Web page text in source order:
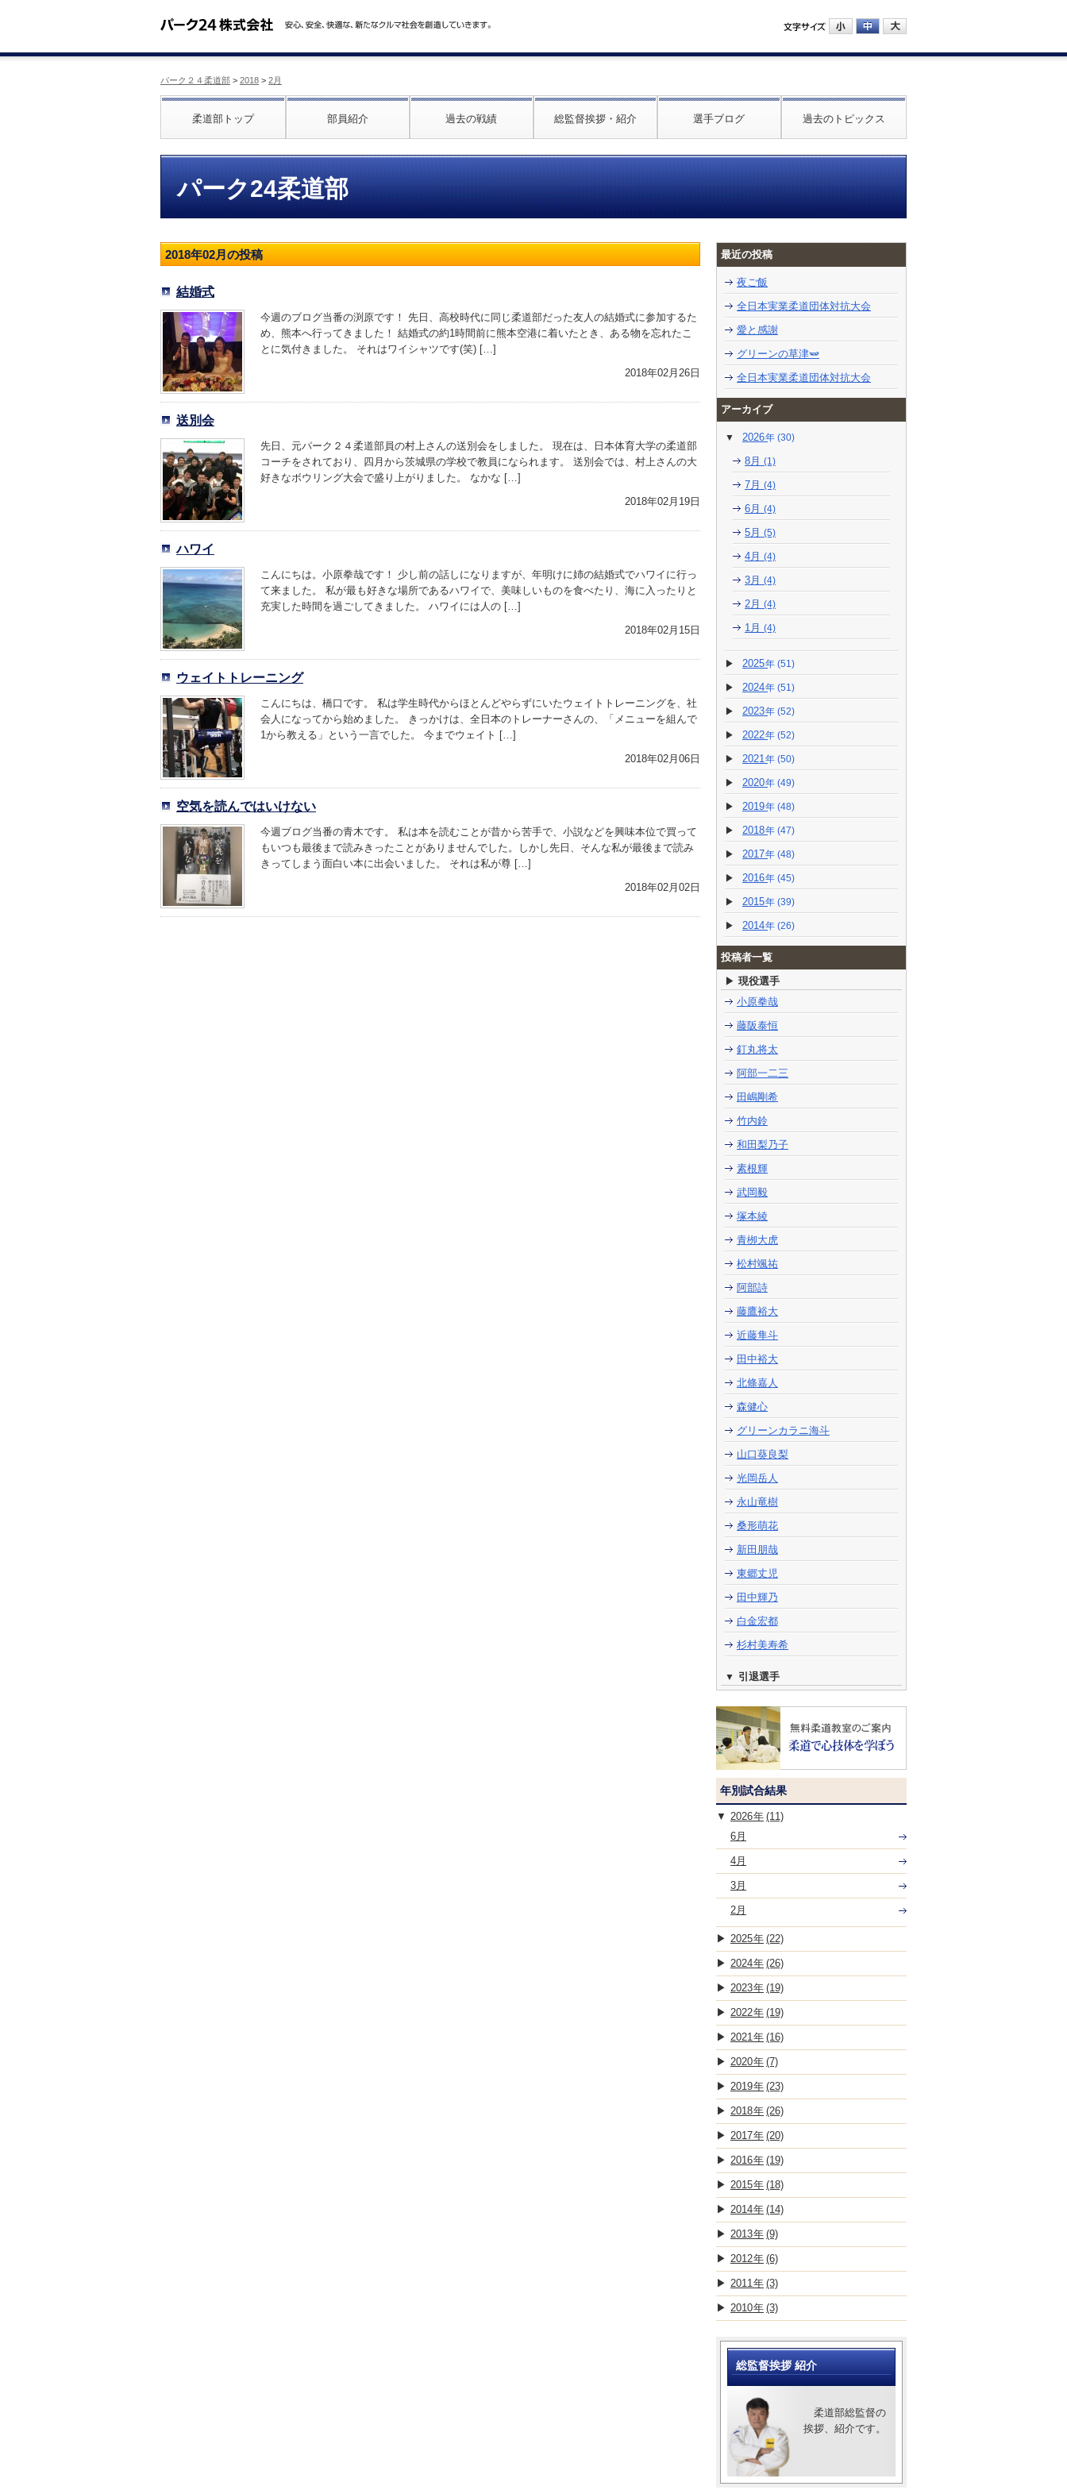
パーク２４柔道部 > 2018 > 2月
柔道部トップ 部員紹介 過去の戦績 総監督挨拶・紹介 選手ブログ 過去のトピックス
パーク24柔道部
2018年02月の投稿
結婚式
今週のブログ当番の渕原です！ 先日、高校時代に同じ柔道部だった友人の結婚式に参加するた
め、熊本へ行ってきました！ 結婚式の約1時間前に熊本空港に着いたとき、ある物を忘れたこ
とに気付きました。 それはワイシャツです(笑) […]
2018年02月26日
送別会
先日、元パーク２４柔道部員の村上さんの送別会をしました。 現在は、日本体育大学の柔道部
コーチをされており、四月から茨城県の学校で教員になられます。 送別会では、村上さんの大
好きなボウリング大会で盛り上がりました。 なかな […]
2018年02月19日
ハワイ
こんにちは。小原拳哉です！ 少し前の話しになりますが、年明けに姉の結婚式でハワイに行っ
て来ました。 私が最も好きな場所であるハワイで、美味しいものを食べたり、海に入ったりと
充実した時間を過ごしてきました。 ハワイには人の […]
2018年02月15日
ウェイトトレーニング
こんにちは、橋口です。 私は学生時代からほとんどやらずにいたウェイトトレーニングを、社
会人になってから始めました。 きっかけは、全日本のトレーナーさんの、「メニューを組んで
1から教える」という一言でした。 今までウェイト […]
2018年02月06日
空気を読んではいけない
今週ブログ当番の青木です。 私は本を読むことが昔から苦手で、小説などを興味本位で買って
もいつも最後まで読みきったことがありませんでした。しかし先日、そんな私が最後まで読み
きってしまう面白い本に出会いました。 それは私が尊 […]
2018年02月02日
最近の投稿
夜ご飯
全日本実業柔道団体対抗大会
愛と感謝
グリーンの草津🫛
全日本実業柔道団体対抗大会
アーカイブ
2026 (30)
8月(1)
7月(4)
6月(4)
5月(5)
4月(4)
3月(4)
2月(4)
1月(4)
2025 (51)
2024 (51)
2023 (52)
2022 (52)
2021 (50)
2020 (49)
2019 (48)
2018 (47)
2017 (48)
2016 (45)
2015 (39)
2014 (26)
投稿者一覧
現役選手
小原拳哉
藤阪泰恒
釘丸将太
阿部一二三
田嶋剛希
竹内鈴
和田梨乃子
素根輝
武岡毅
塚本綾
青栁大虎
松村颯祐
阿部詩
藤鷹裕大
近藤隼斗
田中裕大
北條嘉人
森健心
グリーンカラニ海斗
山口葵良梨
光岡岳人
永山竜樹
桑形萌花
新田朋哉
東郷丈児
田中輝乃
白金宏都
杉村美寿希
引退選手
年別試合結果
2026
(11)
6月
4月
3月
2月
2025 (22)
2024 (26)
2023 (19)
2022 (19)
2021 (16)
2020 (7)
2019 (23)
2018 (26)
2017 (20)
2016 (19)
2015 (18)
2014 (14)
2013 (9)
2012 (6)
2011 (3)
2010 (3)
総監督挨拶 紹介
柔道部総監督の
挨拶、紹介です。